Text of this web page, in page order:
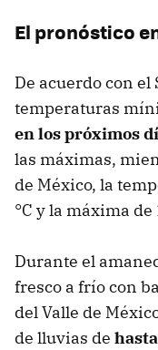
El pronóstico
De acuerdo con el
temperaturas
en los próximos
las máximas,
de México, la
°C y la máxima de
Durante el
fresco a frío con
del Valle de
de lluvias de